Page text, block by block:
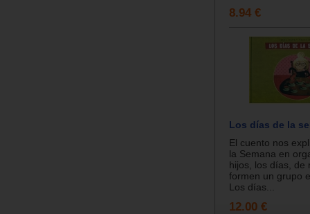
8.94 €
Los días de la
El cuento nos
la Semana en
hijos, los días, de
formen un grupo
Los días...
12.00 €